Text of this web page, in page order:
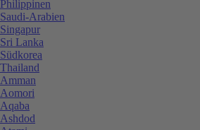
Philippinen
Saudi-Arabien
Singapur
Sri Lanka
Südkorea
Thailand
Amman
Aomori
Aqaba
Ashdod